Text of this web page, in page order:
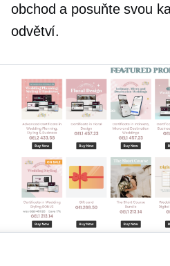
obchod a posuňte svou
odvětví.